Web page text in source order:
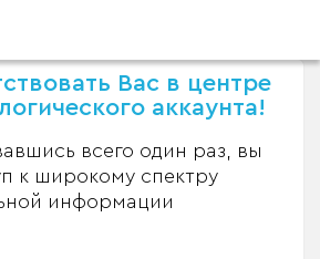
Вас в центре
аккаунта!
всего один раз, вы
к широкому спектру
информации